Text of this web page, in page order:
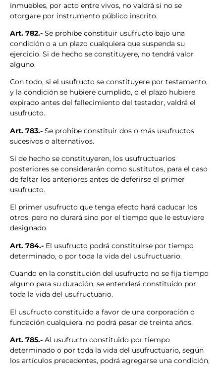
inmuebles, por acto entre vivos, no valdrá si no se
otorgare por instrumento público inscrito.
Art. 782.- Se prohíbe constituir usufructo bajo una
condición o a un plazo cualquiera que suspenda su
ejercicio. Si de hecho se constituyere, no tendrá valor
alguno.
Con todo, si el usufructo se constituyere por testamento,
y la condición se hubiere cumplido, o el plazo hubiere
expirado antes del fallecimiento del testador, valdrá el
usufructo.
Art. 783.- Se prohíbe constituir dos o más usufructos
sucesivos o alternativos.
Si de hecho se constituyeren, los usufructuarios
posteriores se considerarán como sustitutos, para el caso
de faltar los anteriores antes de deferirse el primer
usufructo.
El primer usufructo que tenga efecto hará caducar los
otros, pero no durará sino por el tiempo que le estuviere
designado.
Art. 784.- El usufructo podrá constituirse por tiempo
determinado, o por toda la vida del usufructuario.
Cuando en la constitución del usufructo no se fija tiempo
alguno para su duración, se entenderá constituido por
toda la vida del usufructuario.
El usufructo constituido a favor de una corporación o
fundación cualquiera, no podrá pasar de treinta años.
Art. 785.- Al usufructo constituido por tiempo
determinado o por toda la vida del usufructuario, según
los artículos precedentes, podrá agregarse una condición,